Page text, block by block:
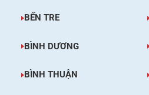
BẾN TRE
BÌNH DƯƠNG
BÌNH THUẬN